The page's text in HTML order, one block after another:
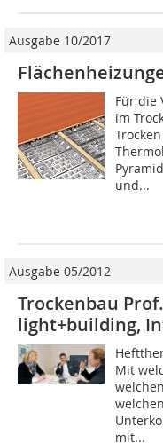
Ausgabe 10/2017
Für die
im
und...
Ausgabe 05/2012
Trockenbau
light+building,
Mit
mit...